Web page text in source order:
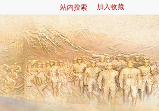
加入收藏
站内搜索